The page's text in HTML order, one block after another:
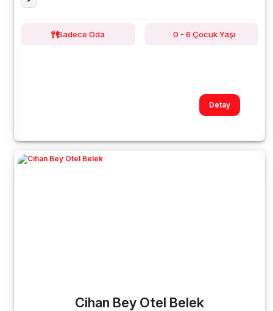
Sadece Oda 0 - 6 Çocuk Yaşı
Detay
Cihan Bey Otel Belek